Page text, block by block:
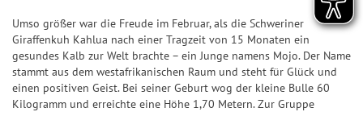
l
e
S
i
e
Z
a
h
S
U
P
E
Q
u
o
t
e
z
a
h
l
Umso größer war die Freude im Februar, als die Schweriner
Giraffenkuh Kahlua nach einer Tragzeit von 15 Monaten ein
gesundes Kalb zur Welt brachte – ein Junge namens Mojo. Der Name
stammt aus dem westafrikanischen Raum und steht für Glück und
einen positiven Geist. Bei seiner Geburt wog der kleine Bulle 60
Kilogramm und erreichte eine Höhe 1,70 Metern. Zur Gruppe